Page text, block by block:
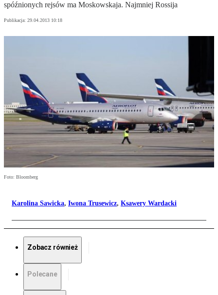
spóźnionych rejsów ma Moskowskaja. Najmniej Rossija
Publikacja: 29.04.2013 10:18
Foto: Bloomberg
Karolina Sawicka, Iwona Trusewicz, Ksawery Wardacki
Zobacz również
Polecane